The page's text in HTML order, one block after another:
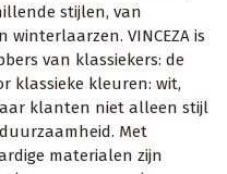
stijlen, van
VINCEZA is
van klassiekers: de
klassieke kleuren: wit,
klanten niet alleen stijl
Met
materialen zijn